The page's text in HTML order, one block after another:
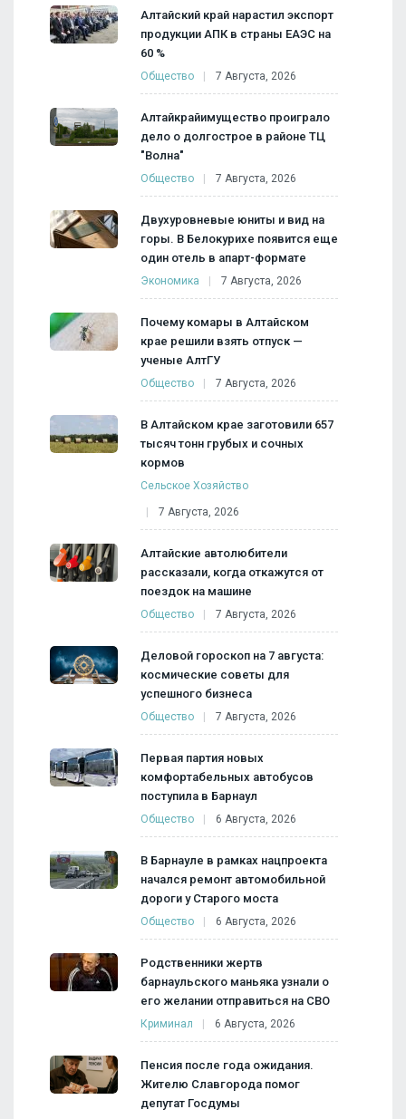
Алтайский край нарастил экспорт
продукции АПК в страны ЕАЭС на
60 %
Общество 7 Августа, 2026
Алтайкрайимущество проиграло
дело о долгострое в районе ТЦ
"Волна"
Общество 7 Августа, 2026
Двухуровневые юниты и вид на
горы. В Белокурихе появится еще
один отель в апарт-формате
Экономика 7 Августа, 2026
Почему комары в Алтайском
крае решили взять отпуск —
ученые АлтГУ
Общество 7 Августа, 2026
В Алтайском крае заготовили 657
тысяч тонн грубых и сочных
кормов
Сельское Хозяйство
7 Августа, 2026
Алтайские автолюбители
рассказали, когда откажутся от
поездок на машине
Общество 7 Августа, 2026
Деловой гороскоп на 7 августа:
космические советы для
успешного бизнеса
Общество 7 Августа, 2026
Первая партия новых
комфортабельных автобусов
поступила в Барнаул
Общество 6 Августа, 2026
В Барнауле в рамках нацпроекта
начался ремонт автомобильной
дороги у Старого моста
Общество 6 Августа, 2026
Родственники жертв
барнаульского маньяка узнали о
его желании отправиться на СВО
Криминал 6 Августа, 2026
Пенсия после года ожидания.
Жителю Славгорода помог
депутат Госдумы